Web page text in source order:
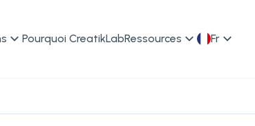
Pourquoi CreatikLabRessources Fr